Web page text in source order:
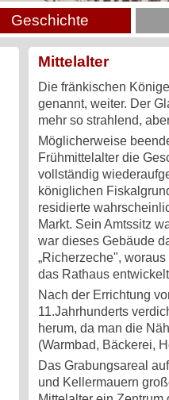
Geschichte
Mittelalter
Die fränkischen
genannt, weiter. Der
mehr so strahlend,
Möglicherweise
Frühmittelalter die
vollständig
königlichen
residierte
Markt. Sein Amtssitz
war dieses Gebäude
„Richerzeche",
das Rathaus
Nach der Errichtung
11.Jahrhunderts
herum, da man die
(Warmbad, Bäckerei,
Das Grabungsareal
und Kellermauern